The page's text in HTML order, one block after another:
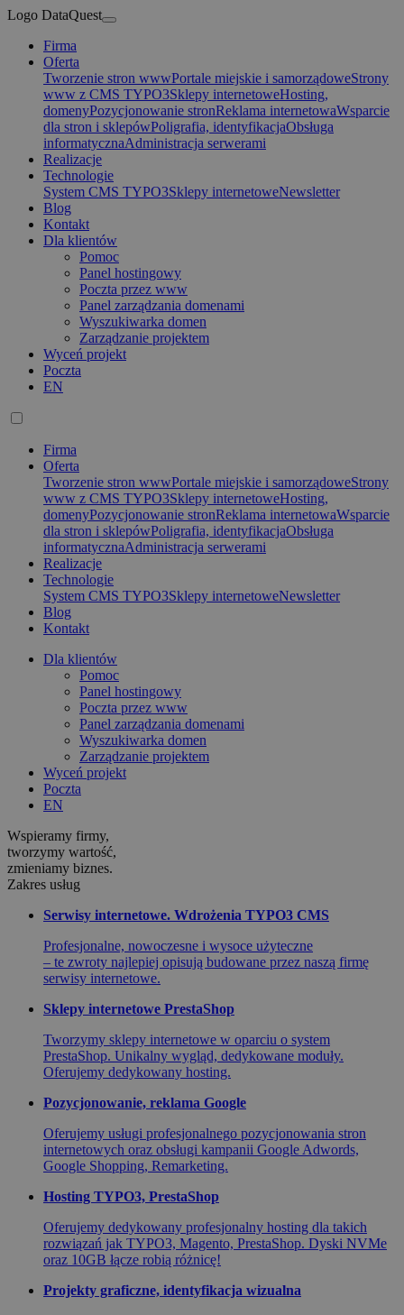
Logo DataQuest
Firma
Oferta
Tworzenie stron wwwPortale miejskie i samorządoweStrony
www z CMS TYPO3Sklepy internetoweHosting,
domenyPozycjonowanie stronReklama internetowaWsparcie
dla stron i sklepówPoligrafia, identyfikacjaObsługa
informatycznaAdministracja serwerami
Realizacje
Technologie
System CMS TYPO3Sklepy internetoweNewsletter
Blog
Kontakt
Dla klientów
Pomoc
Panel hostingowy
Poczta przez www
Panel zarządzania domenami
Wyszukiwarka domen
Zarządzanie projektem
Wyceń projekt
Poczta
EN
Firma
Oferta
Tworzenie stron wwwPortale miejskie i samorządoweStrony
www z CMS TYPO3Sklepy internetoweHosting,
domenyPozycjonowanie stronReklama internetowaWsparcie
dla stron i sklepówPoligrafia, identyfikacjaObsługa
informatycznaAdministracja serwerami
Realizacje
Technologie
System CMS TYPO3Sklepy internetoweNewsletter
Blog
Kontakt
Dla klientów
Pomoc
Panel hostingowy
Poczta przez www
Panel zarządzania domenami
Wyszukiwarka domen
Zarządzanie projektem
Wyceń projekt
Poczta
EN
Wspieramy firmy,
tworzymy wartość,
zmieniamy biznes.
Zakres usług
Serwisy internetowe. Wdrożenia TYPO3 CMS
Profesjonalne, nowoczesne i wysoce użyteczne
– te zwroty najlepiej opisują budowane przez naszą firmę
serwisy internetowe.
Sklepy internetowe PrestaShop
Tworzymy sklepy internetowe w oparciu o system
PrestaShop. Unikalny wygląd, dedykowane moduły.
Oferujemy dedykowany hosting.
Pozycjonowanie, reklama Google
Oferujemy usługi profesjonalnego pozycjonowania stron
internetowych oraz obsługi kampanii Google Adwords,
Google Shopping, Remarketing.
Hosting TYPO3, PrestaShop
Oferujemy dedykowany profesjonalny hosting dla takich
rozwiązań jak TYPO3, Magento, PrestaShop. Dyski NVMe
oraz 10GB łącze robią różnicę!
Projekty graficzne, identyfikacja wizualna